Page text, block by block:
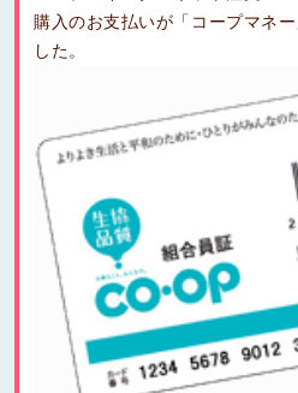
購入のお支払いが「コープマネ
した。